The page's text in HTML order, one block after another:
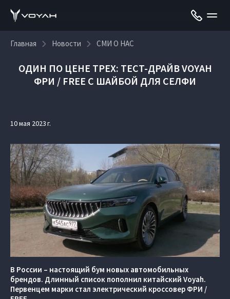
Главная Новости СМИ О НАС
ОДИН ПО ЦЕНЕ ТРЕХ: ТЕСТ-ДРАЙВ VOYAH
ФРИ / FREE С ШАЙБОЙ ДЛЯ СЕЛФИ
10 мая 2023 г.
В России – настоящий бум новых автомобильных
брендов. Длинный список пополнил китайский Voyah.
Первенцем марки стал электрический кроссовер ФРИ /